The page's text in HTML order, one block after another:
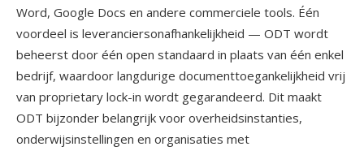
Word, Google Docs en andere commerciele tools. Één
voordeel is leveranciersonafhankelijkheid — ODT wordt
beheerst door één open standaard in plaats van één enkel
bedrijf, waardoor langdurige documenttoegankelijkheid vrij
van proprietary lock-in wordt gegarandeerd. Dit maakt
ODT bijzonder belangrijk voor overheidsinstanties,
onderwijsinstellingen en organisaties met